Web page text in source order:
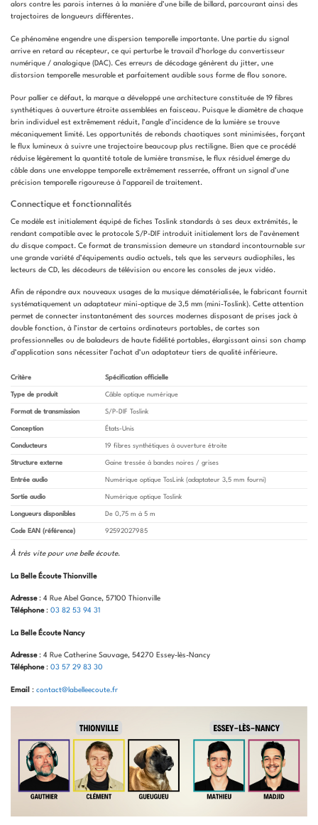
alors contre les parois internes à la manière d’une bille de billard, parcourant ainsi des
trajectoires de longueurs différentes.
Ce phénomène engendre une dispersion temporelle importante. Une partie du signal
arrive en retard au récepteur, ce qui perturbe le travail d’horloge du convertisseur
numérique / analogique (DAC). Ces erreurs de décodage génèrent du jitter, une
distorsion temporelle mesurable et parfaitement audible sous forme de flou sonore.
Pour pallier ce défaut, la marque a développé une architecture constituée de 19 fibres
synthétiques à ouverture étroite assemblées en faisceau. Puisque le diamètre de chaque
brin individuel est extrêmement réduit, l’angle d’incidence de la lumière se trouve
mécaniquement limité. Les opportunités de rebonds chaotiques sont minimisées, forçant
le flux lumineux à suivre une trajectoire beaucoup plus rectiligne. Bien que ce procédé
réduise légèrement la quantité totale de lumière transmise, le flux résiduel émerge du
câble dans une enveloppe temporelle extrêmement resserrée, offrant un signal d’une
précision temporelle rigoureuse à l’appareil de traitement.
Connectique et fonctionnalités
Ce modèle est initialement équipé de fiches Toslink standards à ses deux extrémités, le
rendant compatible avec le protocole S/P-DIF introduit initialement lors de l’avènement
du disque compact. Ce format de transmission demeure un standard incontournable sur
une grande variété d’équipements audio actuels, tels que les serveurs audiophiles, les
lecteurs de CD, les décodeurs de télévision ou encore les consoles de jeux vidéo.
Afin de répondre aux nouveaux usages de la musique dématérialisée, le fabricant fournit
systématiquement un adaptateur mini-optique de 3,5 mm (mini-Toslink). Cette attention
permet de connecter instantanément des sources modernes disposant de prises jack à
double fonction, à l’instar de certains ordinateurs portables, de cartes son
professionnelles ou de baladeurs de haute fidélité portables, élargissant ainsi son champ
d’application sans nécessiter l’achat d’un adaptateur tiers de qualité inférieure.
Critère Spécification officielle
Type de produit Câble optique numérique
Format de transmission S/P-DIF Toslink
Conception États-Unis
Conducteurs 19 fibres synthétiques à ouverture étroite
Structure externe Gaine tressée à bandes noires / grises
Entrée audio Numérique optique TosLink (adaptateur 3,5 mm fourni)
Sortie audio Numérique optique Toslink
Longueurs disponibles De 0,75 m à 5 m
Code EAN (référence) 92592027985
À très vite pour une belle écoute.
La Belle Écoute Thionville
Adresse: 4 Rue Abel Gance, 57100 Thionville
Téléphone: 03 82 53 94 31
La Belle Écoute Nancy
Adresse: 4 Rue Catherine Sauvage, 54270 Essey-lès-Nancy
Téléphone: 03 57 29 83 30
Email : contact@labelleecoute.fr